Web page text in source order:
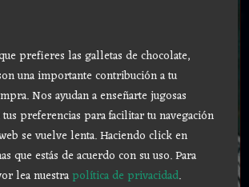
prefieres las galletas de chocolate,
una importante contribución a tu
Nos ayudan a enseñarte jugosas
preferencias para facilitar tu navegación
se vuelve lenta. Haciendo click en
que estás de acuerdo con su uso.Para
lea nuestrapolítica de privacidad.